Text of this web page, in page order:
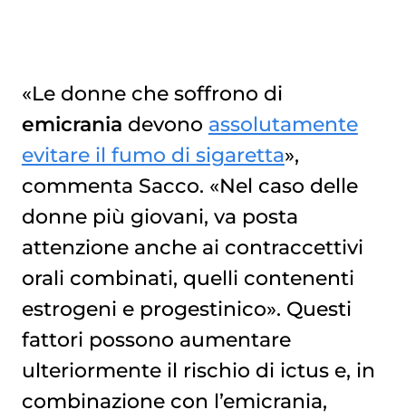
«Le donne che soffrono di
emicrania devono assolutamente
evitare il fumo di sigaretta»,
commenta Sacco. «Nel caso delle
donne più giovani, va posta
attenzione anche ai contraccettivi
orali combinati, quelli contenenti
estrogeni e progestinico». Questi
fattori possono aumentare
ulteriormente il rischio di ictus e, in
combinazione con l’emicrania,